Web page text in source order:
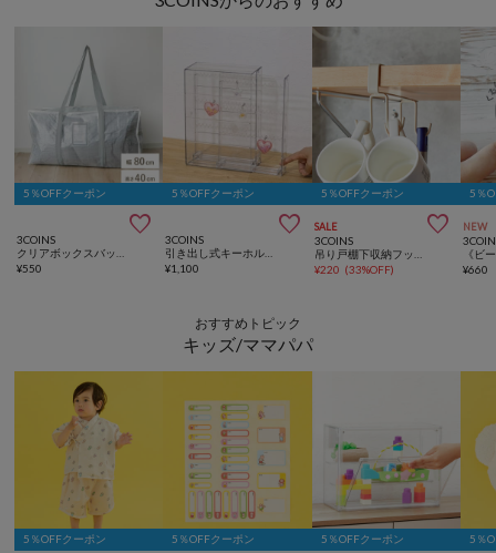
5％OFFクーポン

3COINS
¥550
5％OFFクーポン

3COINS
¥1,100
5％OFFクーポン
SALE 
3COINS
¥220 (33%OFF)
5％
NEW
¥660
おすすめトピック
キッズ/ママパパ
5％OFFクーポン 5％OFFクーポン 5％OFFクーポン 5％